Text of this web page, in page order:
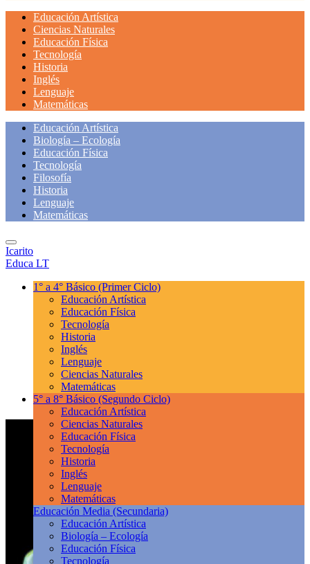
Educación Artística
Ciencias Naturales
Educación Física
Tecnología
Historia
Inglés
Lenguaje
Matemáticas
Educación Artística
Biología – Ecología
Educación Física
Tecnología
Filosofía
Historia
Lenguaje
Matemáticas
Icarito
Educa LT
1° a 4° Básico (Primer Ciclo)
Educación Artística
Educación Física
Tecnología
Historia
Inglés
Lenguaje
Ciencias Naturales
Matemáticas
5° a 8° Básico (Segundo Ciclo)
Educación Artística
Ciencias Naturales
Educación Física
Tecnología
Historia
Inglés
Lenguaje
Matemáticas
Educación Media (Secundaria)
Educación Artística
Biología – Ecología
Educación Física
Tecnología